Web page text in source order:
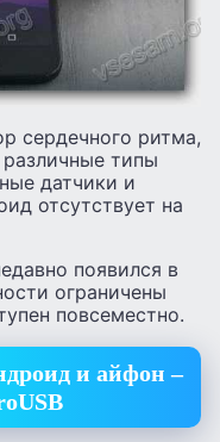
сердечного ритма,
типы
датчики и
отсутствует на
появился в
ограничены
повсеместно.
и айфон –